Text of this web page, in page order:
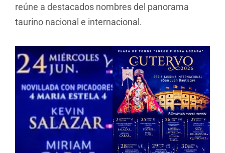
reúne a destacados nombres del panorama
taurino nacional e internacional.